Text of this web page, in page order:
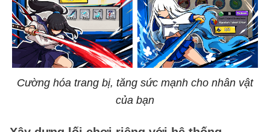
Cường hóa trang bị, tăng sức mạnh cho nhân vật
của bạn